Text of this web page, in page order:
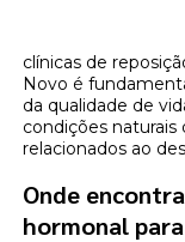
clínicas de
Novo é
da qualidade de
condições
relacionados ao
Onde
hormonal